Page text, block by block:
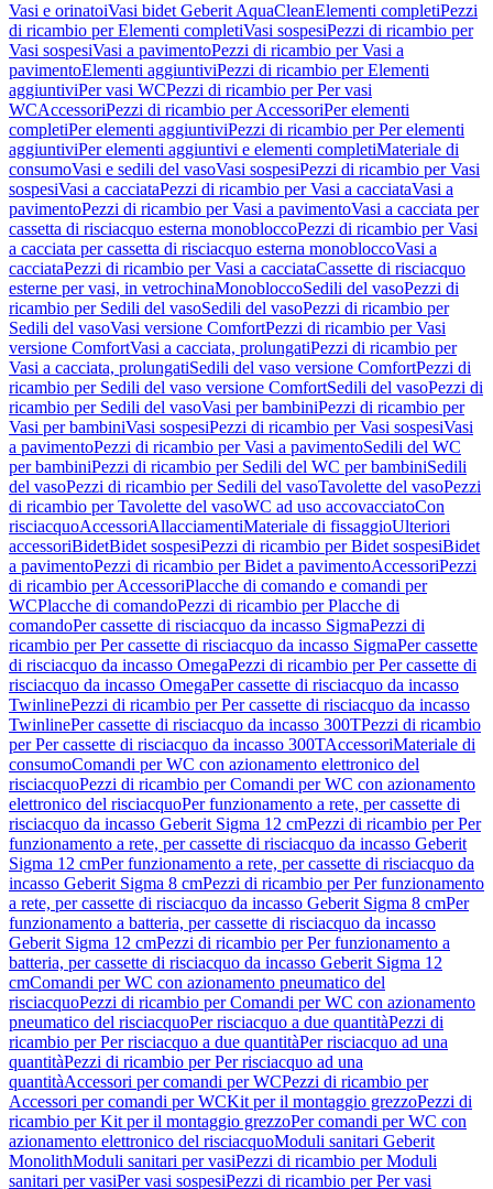
Vasi e orinatoiVasi bidet Geberit AquaCleanElementi completiPezzi
di ricambio per Elementi completiVasi sospesiPezzi di ricambio per
Vasi sospesiVasi a pavimentoPezzi di ricambio per Vasi a
pavimentoElementi aggiuntiviPezzi di ricambio per Elementi
aggiuntiviPer vasi WCPezzi di ricambio per Per vasi
WCAccessoriPezzi di ricambio per AccessoriPer elementi
completiPer elementi aggiuntiviPezzi di ricambio per Per elementi
aggiuntiviPer elementi aggiuntivi e elementi completiMateriale di
consumoVasi e sedili del vasoVasi sospesiPezzi di ricambio per Vasi
sospesiVasi a cacciataPezzi di ricambio per Vasi a cacciataVasi a
pavimentoPezzi di ricambio per Vasi a pavimentoVasi a cacciata per
cassetta di risciacquo esterna monobloccoPezzi di ricambio per Vasi
a cacciata per cassetta di risciacquo esterna monobloccoVasi a
cacciataPezzi di ricambio per Vasi a cacciataCassette di risciacquo
esterne per vasi, in vetrochinaMonobloccoSedili del vasoPezzi di
ricambio per Sedili del vasoSedili del vasoPezzi di ricambio per
Sedili del vasoVasi versione ComfortPezzi di ricambio per Vasi
versione ComfortVasi a cacciata, prolungatiPezzi di ricambio per
Vasi a cacciata, prolungatiSedili del vaso versione ComfortPezzi di
ricambio per Sedili del vaso versione ComfortSedili del vasoPezzi di
ricambio per Sedili del vasoVasi per bambiniPezzi di ricambio per
Vasi per bambiniVasi sospesiPezzi di ricambio per Vasi sospesiVasi
a pavimentoPezzi di ricambio per Vasi a pavimentoSedili del WC
per bambiniPezzi di ricambio per Sedili del WC per bambiniSedili
del vasoPezzi di ricambio per Sedili del vasoTavolette del vasoPezzi
di ricambio per Tavolette del vasoWC ad uso accovacciatoCon
risciacquoAccessoriAllacciamentiMateriale di fissaggioUlteriori
accessoriBidetBidet sospesiPezzi di ricambio per Bidet sospesiBidet
a pavimentoPezzi di ricambio per Bidet a pavimentoAccessoriPezzi
di ricambio per AccessoriPlacche di comando e comandi per
WCPlacche di comandoPezzi di ricambio per Placche di
comandoPer cassette di risciacquo da incasso SigmaPezzi di
ricambio per Per cassette di risciacquo da incasso SigmaPer cassette
di risciacquo da incasso OmegaPezzi di ricambio per Per cassette di
risciacquo da incasso OmegaPer cassette di risciacquo da incasso
TwinlinePezzi di ricambio per Per cassette di risciacquo da incasso
TwinlinePer cassette di risciacquo da incasso 300TPezzi di ricambio
per Per cassette di risciacquo da incasso 300TAccessoriMateriale di
consumoComandi per WC con azionamento elettronico del
risciacquoPezzi di ricambio per Comandi per WC con azionamento
elettronico del risciacquoPer funzionamento a rete, per cassette di
risciacquo da incasso Geberit Sigma 12 cmPezzi di ricambio per Per
funzionamento a rete, per cassette di risciacquo da incasso Geberit
Sigma 12 cmPer funzionamento a rete, per cassette di risciacquo da
incasso Geberit Sigma 8 cmPezzi di ricambio per Per funzionamento
a rete, per cassette di risciacquo da incasso Geberit Sigma 8 cmPer
funzionamento a batteria, per cassette di risciacquo da incasso
Geberit Sigma 12 cmPezzi di ricambio per Per funzionamento a
batteria, per cassette di risciacquo da incasso Geberit Sigma 12
cmComandi per WC con azionamento pneumatico del
risciacquoPezzi di ricambio per Comandi per WC con azionamento
pneumatico del risciacquoPer risciacquo a due quantitàPezzi di
ricambio per Per risciacquo a due quantitàPer risciacquo ad una
quantitàPezzi di ricambio per Per risciacquo ad una
quantitàAccessori per comandi per WCPezzi di ricambio per
Accessori per comandi per WCKit per il montaggio grezzoPezzi di
ricambio per Kit per il montaggio grezzoPer comandi per WC con
azionamento elettronico del risciacquoModuli sanitari Geberit
MonolithModuli sanitari per vasiPezzi di ricambio per Moduli
sanitari per vasiPer vasi sospesiPezzi di ricambio per Per vasi